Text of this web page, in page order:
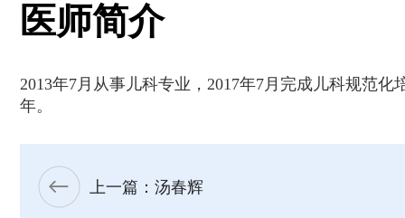
医师简介
2013年7月从事儿科专业，2017年7月完成儿科规范
年。
上一篇：汤春辉